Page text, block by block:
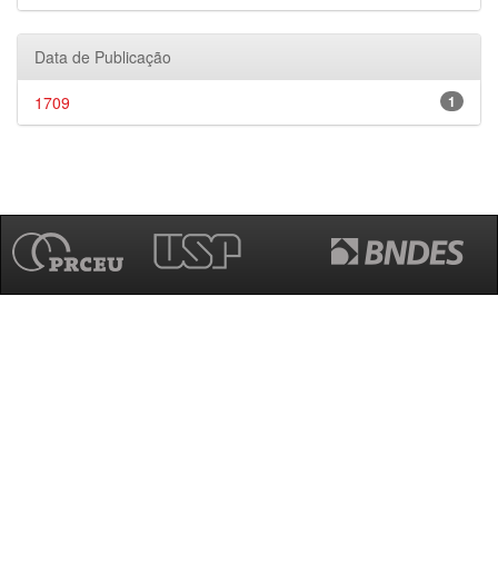
Data de Publicação
1
1709